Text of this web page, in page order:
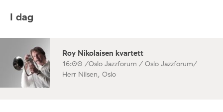
I dag
Roy Nikolaisen kvartett
16:00 /Oslo Jazzforum / Oslo Jazzforum/
Herr Nilsen, Oslo